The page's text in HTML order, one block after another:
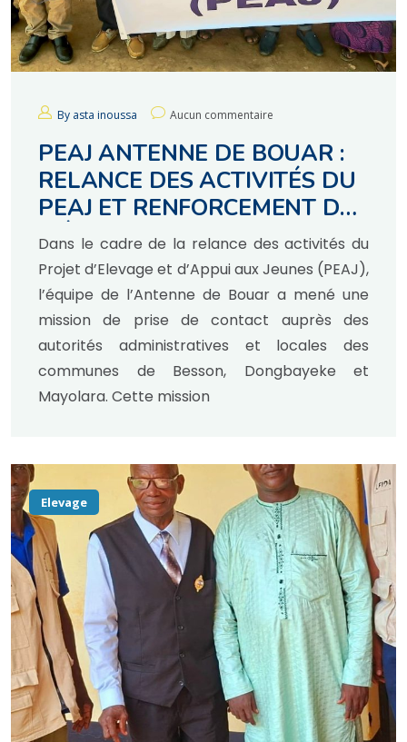
By asta inoussa Aucun commentaire
PEAJ ANTENNE DE BOUAR :
RELANCE DES ACTIVITÉS DU
PEAJ ET RENFORCEMENT DU
MÉCANISME DE GESTION DES
PLAINTES
Dans le cadre de la relance des activités du
Projet d’Elevage et d’Appui aux Jeunes (PEAJ),
l’équipe de l’Antenne de Bouar a mené une
mission de prise de contact auprès des
autorités administratives et locales des
communes de Besson, Dongbayeke et
Mayolara. Cette mission
Elevage